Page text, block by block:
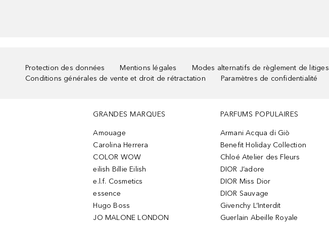
Protection des données Mentions légales
Modes alternatifs de règlement de litiges
Conditions générales de vente et droit de rétractation
Paramètres de confidentialité
GRANDES MARQUES
Amouage
Carolina Herrera
COLOR WOW
eilish Billie Eilish
e.l.f. Cosmetics
essence
Hugo Boss
JO MALONE LONDON
PARFUMS POPULAIRES
Armani Acqua di Giò
Benefit Holiday Collection
Chloé Atelier des Fleurs
DIOR J’adore
DIOR Miss Dior
DIOR Sauvage
Givenchy L’Interdit
Guerlain Abeille Royale